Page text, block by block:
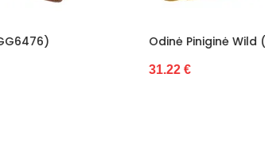
Odinė Piniginė Wild